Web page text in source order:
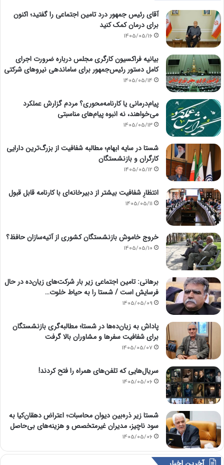
آقای رئیس جمهور درد تامین اجتماعی را گفتید؛ اکنون
برای درمان کمک کنید
1405/05/16
بیانیه فراکسیون کارگری مجلس درباره ضرورت اجرای
کامل دستور رئیس‌جمهور برای ساماندهی نیروهای شرکتی
1405/05/14
پیام‌درمانی یا کارنامه‌محوری؟ مردم گزارش عملکرد
می‌خواهند، نه انبوه پیام‌های مناسبتی
1405/05/13
شستا در سایه ابهام؛ مطالبه شفافیت از بزرگ‌ترین دارایی
کارگران و بازنشستگان
1405/05/12
انتظارِ شفافیت بیشتر از دبیرخانه‌ای با کارنامه قابل قبول
1405/05/11
خروج خاموش بازنشستگان کشوری از آتیه‌سازان حافظ؟
1405/05/10
برهانی: تامین اجتماعی زیر بار شرکت‌های زیان‌ده در حال
فرسایش است / شستا را به حیاط خلوت…
1405/05/09
پاداش به زیان‌ده‌ها در شستا؛ مطالبه‌گری بازنشستگان
برای شفافیت سفرها و مشاوران بالا گرفت
1405/05/07
سریال‌هایی که تلفن‌های همراه را فتح کردند!
1405/05/06
شستا زیر ذره‌بین دیوان محاسبات؛ اعتراض دهقان‌کیا به
سود ناچیز، مدیران غیرمتخصص و هزینه‌های بی‌حاصل
1405/05/06